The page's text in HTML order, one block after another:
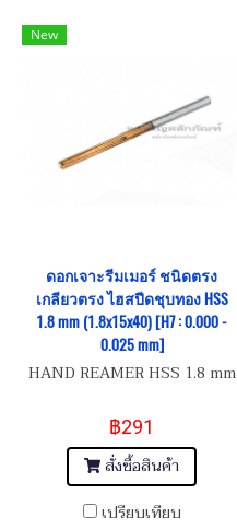
New
ดอกเจาะรีมเมอร์ ชนิดตรง
เกลียวตรง ไฮสปีดชุบทอง HSS
1.8 mm (1.8x15x40) [H7 : 0.000 -
0.025 mm]
HAND REAMER HSS 1.8 mm
฿291
สั่งซื้อสินค้า
เปรียบเทียบ